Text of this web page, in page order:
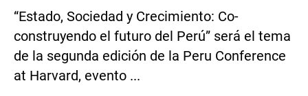
“Estado, Sociedad y Crecimiento: Co-
construyendo el futuro del Perú” será el tema
de la segunda edición de la Peru Conference
at Harvard, evento ...